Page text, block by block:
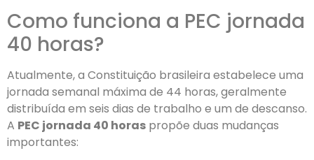
Como funciona a PEC jornada
40 horas?
Atualmente, a Constituição brasileira estabelece uma
jornada semanal máxima de 44 horas, geralmente
distribuída em seis dias de trabalho e um de descanso.
A PEC jornada 40 horas propõe duas mudanças
importantes: